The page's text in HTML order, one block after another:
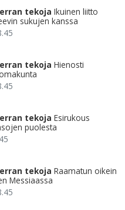
tekoja Ikuinen liitto
sukujen kanssa
tekoja Hienosti
tekoja Esirukous
puolesta
tekoja Raamatun oikein
Messiaassa